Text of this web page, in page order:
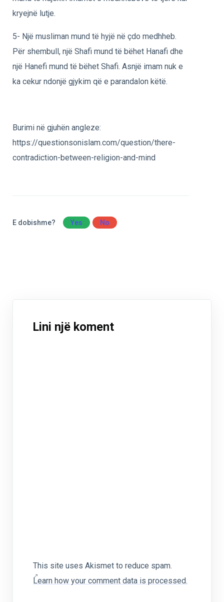
kryejnë lutje.
5- Një musliman mund të hyjë në çdo medhheb.
Për shembull, një Shafi mund të bëhet Hanafi dhe
një Hanefi mund të bëhet Shafi. Asnjë imam nuk e
ka cekur ndonjë gjykim që e parandalon këtë.
Burimi në gjuhën angleze:
https://questionsonislam.com/question/there-
contradiction-between-religion-and-mind
E dobishme? Yes No
Lini një koment
This site uses Akismet to reduce spam.
Learn how your comment data is processed.